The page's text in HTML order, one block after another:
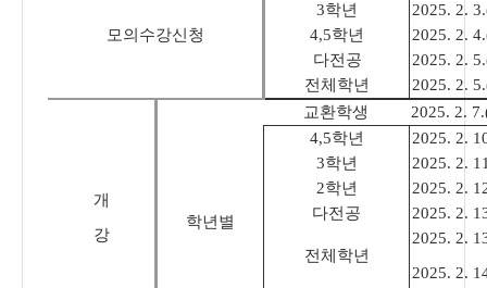
모의수강신청
3학년
2025. 2.
4,5학년
2025. 2.
다전공
2025. 2.
전체학년
2025. 2.
개
강
학년별
교환학생
2025. 2.
4,5학년
2025. 2.
3학년
2025. 2.
2학년
2025. 2.
다전공
2025. 2.
전체학년
2025. 2.
2025. 2.